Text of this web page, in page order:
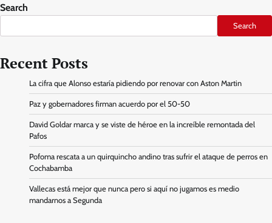
Search
Search
Recent Posts
La cifra que Alonso estaría pidiendo por renovar con Aston Martin
Paz y gobernadores firman acuerdo por el 50-50
David Goldar marca y se viste de héroe en la increíble remontada del
Pafos
Pofoma rescata a un quirquincho andino tras sufrir el ataque de perros en
Cochabamba
Vallecas está mejor que nunca pero si aquí no jugamos es medio
mandarnos a Segunda